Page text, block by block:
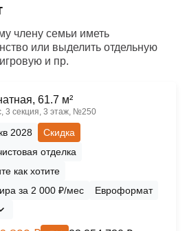
члену семьи иметь
или выделить отдельную
и пр.
61.7 м²
3 секция, 3 этаж, №250
2028
Скидка
отделка
как хотите
за 2 000 ₽/мес
Евроформат